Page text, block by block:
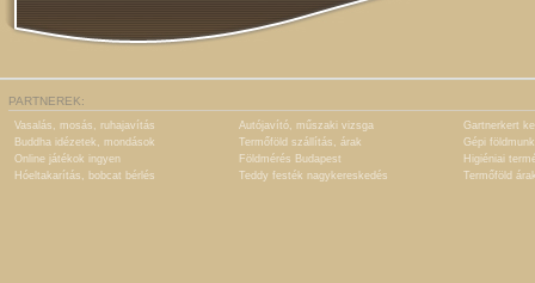
PARTNEREK:
Vasalás, mosás, ruhajavítás Autójavító, műszaki vizsga
Gartnerkert
Buddha idézetek, mondások
Termőföld szállítás, árak
Gépi
Online játékok ingyen
Földmérés Budapest
Higiéniai
Hóeltakarítás, bobcat bérlés
Teddy festék nagykereskedés Termőföld